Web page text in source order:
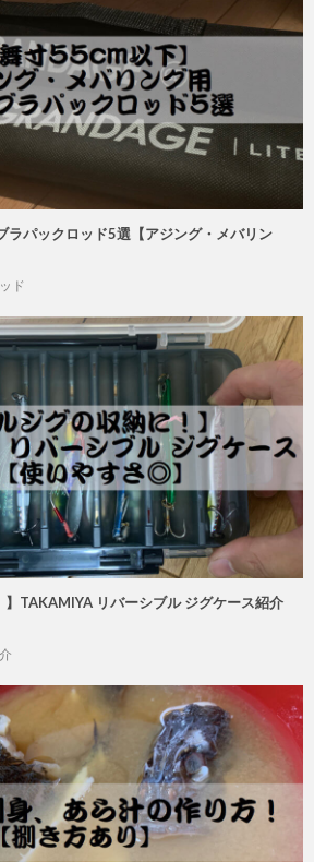
ラパックロッド5選【アジング・メバリン
ド
】TAKAMIYA リバーシブル ジグケース紹介